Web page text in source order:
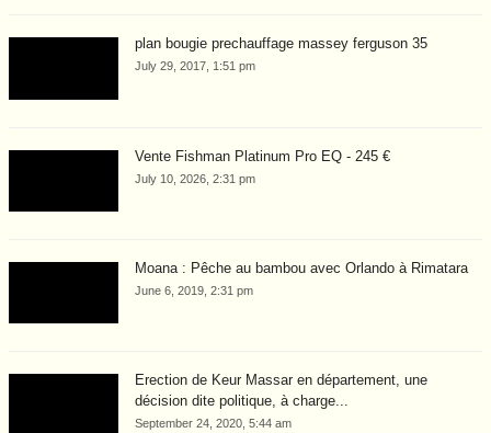
plan bougie prechauffage massey ferguson 35
July 29, 2017, 1:51 pm
Vente Fishman Platinum Pro EQ - 245 €
July 10, 2026, 2:31 pm
Moana : Pêche au bambou avec Orlando à Rimatara
June 6, 2019, 2:31 pm
Erection de Keur Massar en département, une
décision dite politique, à charge...
September 24, 2020, 5:44 am